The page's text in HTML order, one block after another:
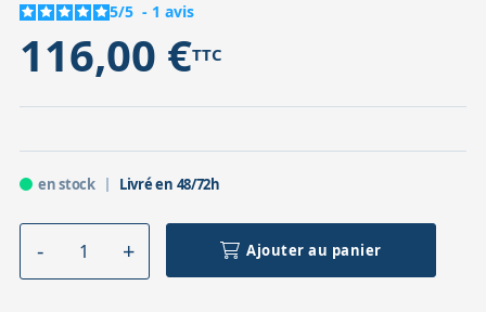
5/5 - 1 avis
116,00 €TTC
en stock Livré en 48/72h
Ajouter au panier